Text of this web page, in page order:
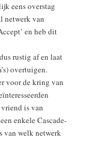
eens overstag
netwerk van
en heb dit
rustig af en laat
overtuigen.
voor de kring van
is van
enkele Cascade-
van welk netwerk